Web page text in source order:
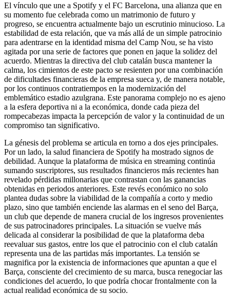
El vínculo que une a Spotify y el FC Barcelona, una alianza que en
su momento fue celebrada como un matrimonio de futuro y
progreso, se encuentra actualmente bajo un escrutinio minucioso. La
estabilidad de esta relación, que va más allá de un simple patrocinio
para adentrarse en la identidad misma del Camp Nou, se ha visto
agitada por una serie de factores que ponen en jaque la solidez del
acuerdo. Mientras la directiva del club catalán busca mantener la
calma, los cimientos de este pacto se resienten por una combinación
de dificultades financieras de la empresa sueca y, de manera notable,
por los continuos contratiempos en la modernización del
emblemático estadio azulgrana. Este panorama complejo no es ajeno
a la esfera deportiva ni a la económica, donde cada pieza del
rompecabezas impacta la percepción de valor y la continuidad de un
compromiso tan significativo.
La génesis del problema se articula en torno a dos ejes principales.
Por un lado, la salud financiera de Spotify ha mostrado signos de
debilidad. Aunque la plataforma de música en streaming continúa
sumando suscriptores, sus resultados financieros más recientes han
revelado pérdidas millonarias que contrastan con las ganancias
obtenidas en periodos anteriores. Este revés económico no solo
plantea dudas sobre la viabilidad de la compañía a corto y medio
plazo, sino que también enciende las alarmas en el seno del Barça,
un club que depende de manera crucial de los ingresos provenientes
de sus patrocinadores principales. La situación se vuelve más
delicada al considerar la posibilidad de que la plataforma deba
reevaluar sus gastos, entre los que el patrocinio con el club catalán
representa una de las partidas más importantes. La tensión se
magnifica por la existencia de informaciones que apuntan a que el
Barça, consciente del crecimiento de su marca, busca renegociar las
condiciones del acuerdo, lo que podría chocar frontalmente con la
actual realidad económica de su socio.